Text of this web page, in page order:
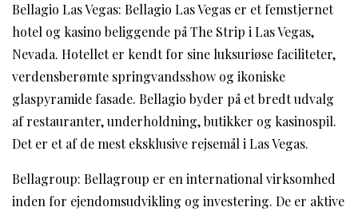
Bellagio Las Vegas: Bellagio Las Vegas er et femstjernet
hotel og kasino beliggende på The Strip i Las Vegas,
Nevada. Hotellet er kendt for sine luksuriøse faciliteter,
verdensberømte springvandsshow og ikoniske
glaspyramide fasade. Bellagio byder på et bredt udvalg
af restauranter, underholdning, butikker og kasinospil.
Det er et af de mest eksklusive rejsemål i Las Vegas.
Bellagroup: Bellagroup er en international virksomhed
inden for ejendomsudvikling og investering. De er aktive